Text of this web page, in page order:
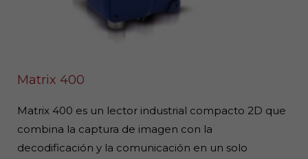
Matrix 400
Matrix 400 es un lector industrial compacto 2D que
combina la captura de imagen con la
decodificación y la comunicación en un solo